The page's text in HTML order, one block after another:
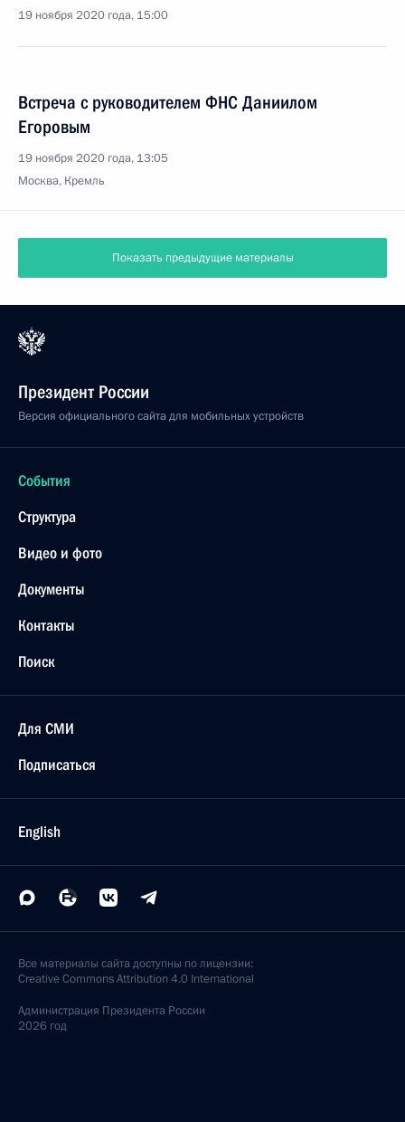
19 ноября 2020 года, 15:00
Встреча с руководителем ФНС Даниилом
Егоровым
19 ноября 2020 года, 13:05
Москва, Кремль
Показать предыдущие материалы
Президент России
Версия официального сайта для мобильных устройств
События
Структура
Видео и фото
Документы
Контакты
Поиск
Для СМИ
Подписаться
English
Все материалы сайта доступны по лицензии:
Creative Commons Attribution 4.0 International
Администрация Президента России
2026 год